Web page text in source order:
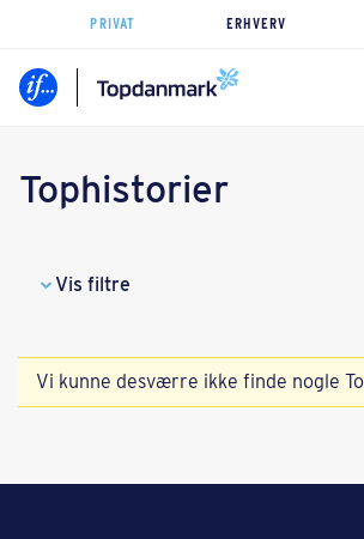
PRIVAT ERHVERV
Tophistorier
Vis filtre
Vi kunne desværre ikke finde nogle